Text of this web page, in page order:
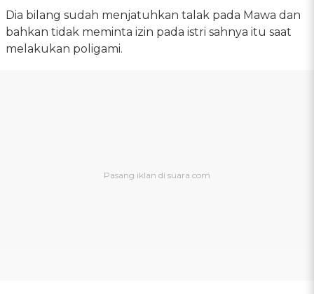
Dia bilang sudah menjatuhkan talak pada Mawa dan
bahkan tidak meminta izin pada istri sahnya itu saat
melakukan poligami.